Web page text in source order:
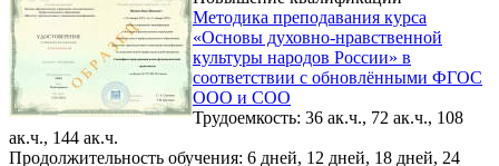
Методика преподавания курса
«Основы духовно-нравственной
культуры народов России» в
соответствии с обновлёнными ФГОС
ООО и СОО
Трудоемкость: 36 ак.ч., 72 ак.ч., 108
ак.ч., 144 ак.ч.
Продолжительность обучения: 6 дней, 12 дней, 18 дней, 24